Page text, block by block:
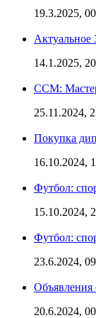
19.3.2025,
14.1.2025,
CCM:
25.11.2024,
Покупка
16.10.2024,
Футбол:
15.10.2024,
Футбол:
23.6.2024,
Объявления
20.6.2024,